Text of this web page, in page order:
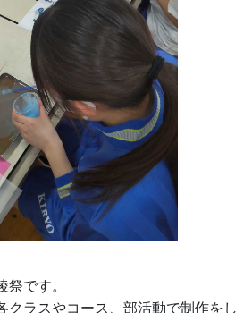
祭です。
クラスやコース、部活動で制作をし